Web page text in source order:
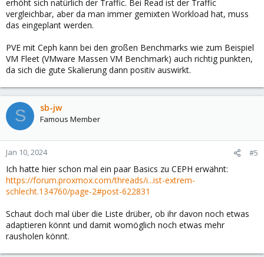
erhöht sich natürlich der Traffic. Bei Read ist der Traffic
vergleichbar, aber da man immer gemixten Workload hat, muss
das eingeplant werden.
PVE mit Ceph kann bei den großen Benchmarks wie zum Beispiel
VM Fleet (VMware Massen VM Benchmark) auch richtig punkten,
da sich die gute Skalierung dann positiv auswirkt.
S sb-jw
Famous Member
Jan 10, 2024 #5
Ich hatte hier schon mal ein paar Basics zu CEPH erwähnt:
https://forum.proxmox.com/threads/i...ist-extrem-
schlecht.134760/page-2#post-622831
Schaut doch mal über die Liste drüber, ob ihr davon noch etwas
adaptieren könnt und damit womöglich noch etwas mehr
rausholen könnt.